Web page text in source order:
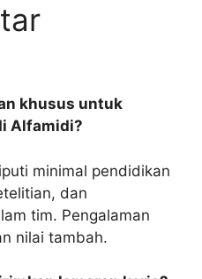
khusus untuk
Alfamidi?
minimal pendidikan
dan
tim. Pengalaman
nilai tambah.